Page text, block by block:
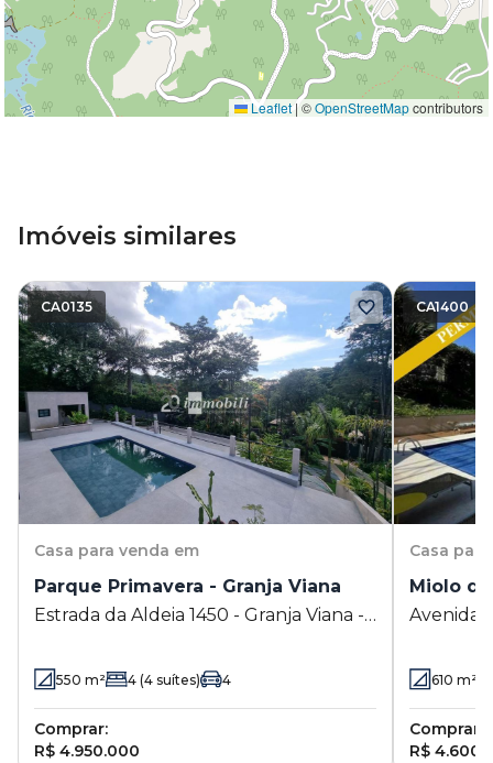
Leaflet | ©OpenStreetMapcontributors
Imóveis similares
CA0135
Casa para venda em
Parque Primavera - Granja Viana
Estrada da Aldeia 1450 - Granja Viana -
550 m² 4 (4 suítes) 4
Comprar:
R$ 4.950.000
CA1400
Casa
Miolo
Avenida
610 m²
Comprar:
R$